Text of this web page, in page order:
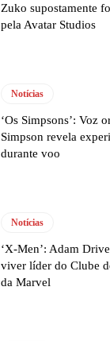
Zuko supostamente
pela Avatar Studios
Notícias
‘Os Simpsons’: Voz
Simpson revela
durante voo
Notícias
‘X-Men’: Adam
viver líder do Clube
da Marvel